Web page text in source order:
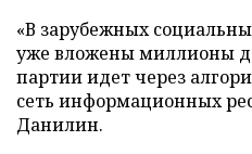
«В зарубежных
уже вложены миллионы
партии идет через
сеть информационных
Данилин.